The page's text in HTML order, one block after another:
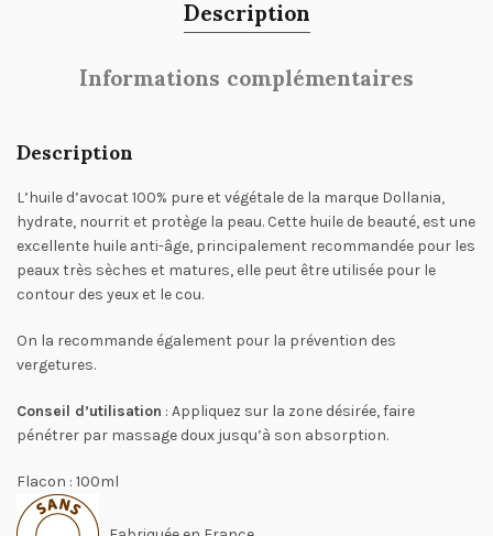
Informations complémentaires
Description
L’huile d’avocat 100% pure et végétale de la marque Dollania,
hydrate, nourrit et protège la peau. Cette huile de beauté, est une
excellente huile anti-âge, principalement recommandée pour les
peaux très sèches et matures, elle peut être utilisée pour le
contour des yeux et le cou.
On la recommande également pour la prévention des
vergetures.
Conseil d’utilisation : Appliquez sur la zone désirée, faire
pénétrer par massage doux jusqu’à son absorption.
Flacon : 100ml